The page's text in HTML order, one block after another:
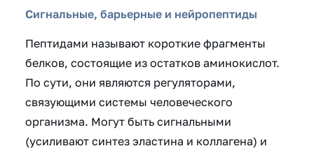
Сигнальные, барьерные и нейропептиды
Пептидами называют короткие фрагменты
белков, состоящие из остатков аминокислот.
По сути, они являются регуляторами,
связующими системы человеческого
организма. Могут быть сигнальными
(усиливают синтез эластина и коллагена) и